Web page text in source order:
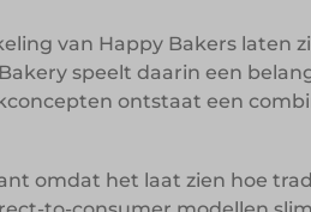
van Happy Bakers laten
speelt daarin een
ontstaat een
omdat het laat zien hoe